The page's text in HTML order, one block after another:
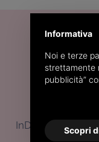
InDigita è il
Informativa
Noi e terze
strettamente
pubblicità”
Scopri